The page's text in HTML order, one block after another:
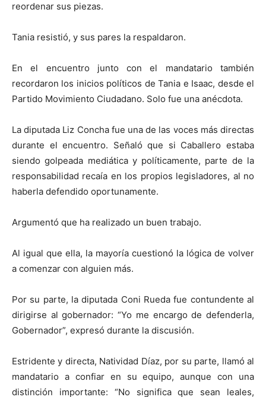
reordenar sus piezas.
Tania resistió, y sus pares la respaldaron.
En el encuentro junto con el mandatario también
recordaron los inicios políticos de Tania e Isaac, desde el
Partido Movimiento Ciudadano. Solo fue una anécdota.
La diputada Liz Concha fue una de las voces más directas
durante el encuentro. Señaló que si Caballero estaba
siendo golpeada mediática y políticamente, parte de la
responsabilidad recaía en los propios legisladores, al no
haberla defendido oportunamente.
Argumentó que ha realizado un buen trabajo.
Al igual que ella, la mayoría cuestionó la lógica de volver
a comenzar con alguien más.
Por su parte, la diputada Coni Rueda fue contundente al
dirigirse al gobernador: “Yo me encargo de defenderla,
Gobernador”, expresó durante la discusión.
Estridente y directa, Natividad Díaz, por su parte, llamó al
mandatario a confiar en su equipo, aunque con una
distinción importante: “No significa que sean leales,